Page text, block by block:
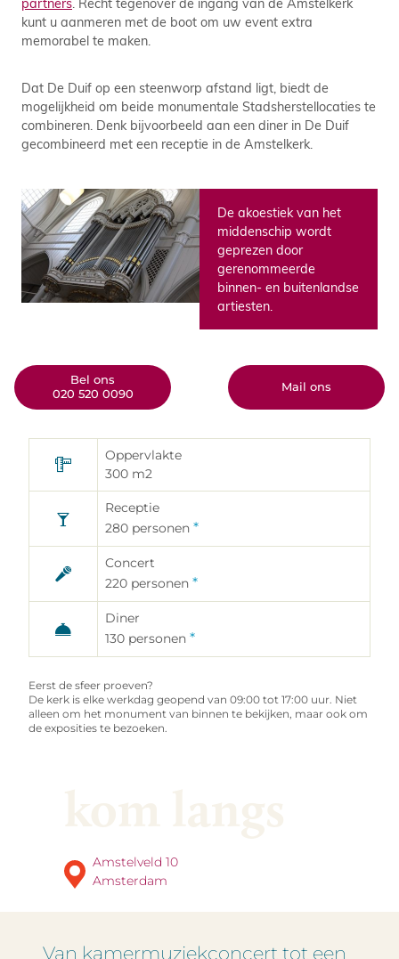
kunt u aanmeren met de boot om uw event extra
memorabel te maken.
Dat De Duif op een steenworp afstand ligt, biedt de
mogelijkheid om beide monumentale Stadsherstellocaties te
combineren. Denk bijvoorbeeld aan een diner in De Duif
gecombineerd met een receptie in de Amstelkerk.
De akoestiek van het
middenschip wordt
geprezen door
gerenommeerde
binnen- en buitenlandse
artiesten.
Bel ons
020 520 0090
Mail ons
zalenverhuur
hebt in de huur van één van onze
eventlocaties; vul het formulier zo
passend antwoord kunnen geven.
Oppervlakte
300 m2
Receptie
280 personen *
Concert
220 personen *
Diner
130 personen *
Eerst de sfeer proeven?
De kerk is elke werkdag geopend van 09:00 tot 17:00 uur. Niet
alleen om het monument van binnen te bekijken, maar ook om
de exposities te bezoeken.
Amstelveld 10
Amsterdam
Van kamermuziekconcert tot een